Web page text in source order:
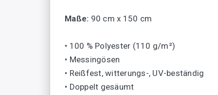
Maße: 90 cm x 150 cm
• 100 % Polyester (110 g/m²)
• Messingösen
• Reißfest, witterungs-, UV-beständig
• Doppelt gesäumt